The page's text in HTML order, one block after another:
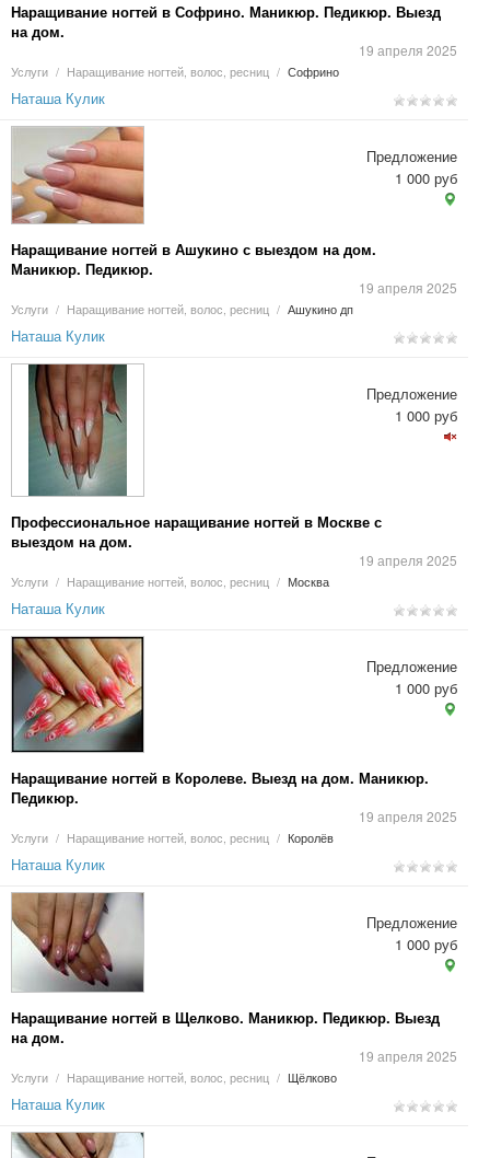
Наращивание ногтей в Софрино. Маникюр. Педикюр. Выезд
на дом.
19 апреля 2025
Услуги / Наращивание ногтей, волос, ресниц / Софрино
Наташа Кулик
Наращивание ногтей в Ашукино с выездом на дом.
Маникюр. Педикюр.
19 апреля 2025
Услуги / Наращивание ногтей, волос, ресниц / Ашукино дп
Предложение
1 000 руб
Наташа Кулик
Профессиональное наращивание ногтей в Москве с
выездом на дом.
19 апреля 2025
Услуги / Наращивание ногтей, волос, ресниц / Москва
Предложение
1 000 руб
Наташа Кулик
Наращивание ногтей в Королеве. Выезд на дом. Маникюр.
Педикюр.
19 апреля 2025
Услуги / Наращивание ногтей, волос, ресниц / Королёв
Предложение
1 000 руб
Наташа Кулик
Наращивание ногтей в Щелково. Маникюр. Педикюр. Выезд
на дом.
19 апреля 2025
Услуги / Наращивание ногтей, волос, ресниц / Щёлково
Предложение
1 000 руб
Наташа Кулик